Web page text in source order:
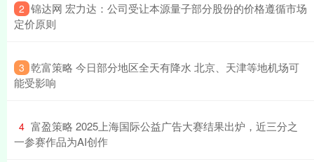
2 ​锦达网 宏力达：公司受让本源量子部分股份的价格遵循市场
定价原则
3 ​乾富策略 今日部分地区全天有降水 北京、天津等地机场可
能受影响
4 ​富盈策略 2025上海国际公益广告大赛结果出炉，近三分之
一参赛作品为AI创作